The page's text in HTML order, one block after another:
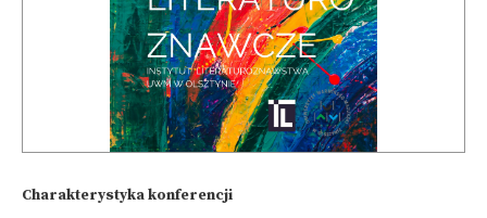
Charakterystyka konferencji